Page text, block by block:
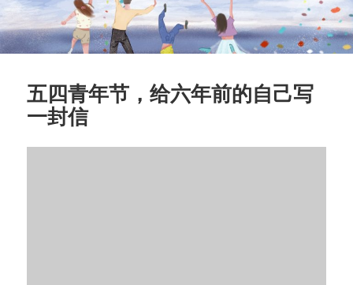
五四青年节，给六年前的自己写
一封信